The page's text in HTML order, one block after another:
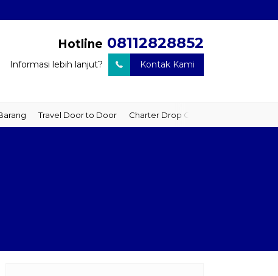
Hotline 08112828852
Informasi lebih lanjut? Kontak Kami
Travel Door to Door Charter Drop Off Sewa Hiace